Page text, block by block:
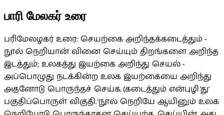
பாரி மேலகர் உரை
பரிமேலழகர் உரை: செயற்கை அறிந்தக்கடைத்தும் -
நூல் நெறியான் வினை செய்யும் திறங்களை அறிந்த
இடத்தும்; உலகத்து இயற்கை அறிந்து செயல் -
அப்பொழுது நடக்கின்ற உலக இயற்கையை அறிந்து
அதனோடு பொருந்தச் செய்க. (கடைத்தும் என்புழி 'து'
பகுதிப்பொருள் விகுதி. 'நூல் நெறியே ஆயினும் உலக